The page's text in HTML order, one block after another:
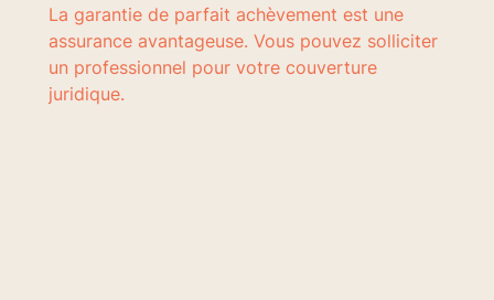
La garantie de parfait achèvement est une
assurance avantageuse. Vous pouvez solliciter
un professionnel pour votre couverture
juridique.